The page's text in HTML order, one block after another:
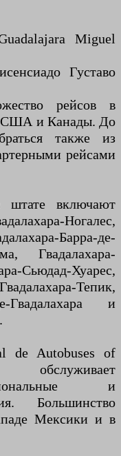
Miguel
Густаво
рейсов в
США и Канады. До
также из
рейсами
штате включают
Ногалес,
Барра-де-
Гвадалахара-
Хуарес,
Тепик,
Гвадалахара и
de Autobuses of
и
Большинство
Мексики и в